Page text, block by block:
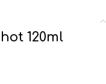
120ml